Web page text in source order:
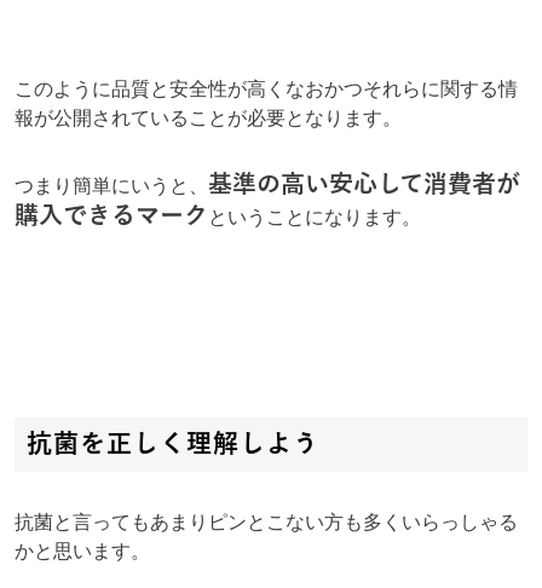
このように品質と安全性が高くなおかつそれらに関する情
報が公開されていることが必要となります。
つまり簡単にいうと、 基準の高い安心して消費者が
購入できるマーク ということになります。
抗菌を正しく理解しよう
抗菌と言ってもあまりピンとこない方も多くいらっしゃる
かと思います。